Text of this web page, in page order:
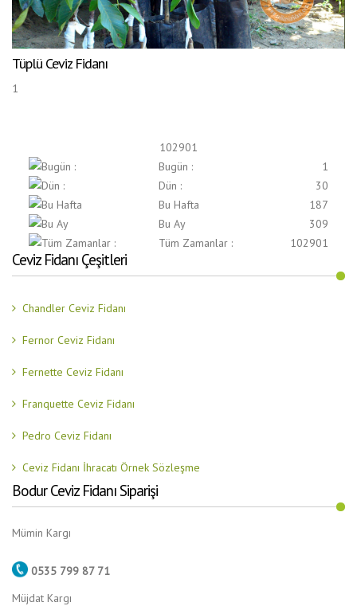
Tüplü Ceviz Fidanı
1
102901
Bugün :
1
Dün :
30
Bu Hafta
187
Bu Ay
309
Tüm Zamanlar :
102901
Ceviz Fidanı Çeşitleri
Chandler Ceviz Fidanı
Fernor Ceviz Fidanı
Fernette Ceviz Fidanı
Franquette Ceviz Fidanı
Pedro Ceviz Fidanı
Ceviz Fidanı İhracatı Örnek Sözleşme
Bodur Ceviz Fidanı Siparişi
Mümin Kargı
0535 799 87 71
Müjdat Kargı